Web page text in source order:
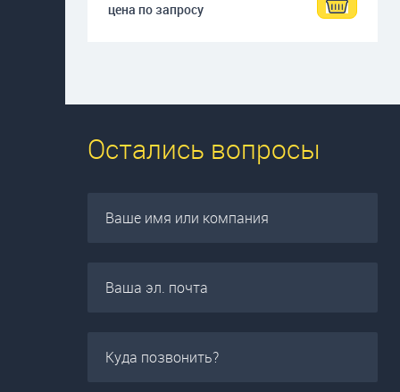
цена по запросу
Остались вопросы